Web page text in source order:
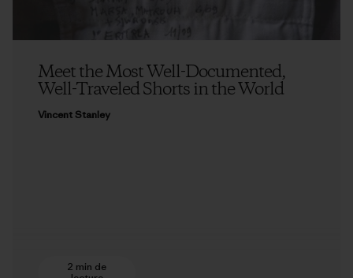
Meet the Most Well-Documented,
Well-Traveled Shorts in the World
Vincent Stanley
2 min de